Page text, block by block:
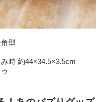
型
時 約44×34.5×3.5cm